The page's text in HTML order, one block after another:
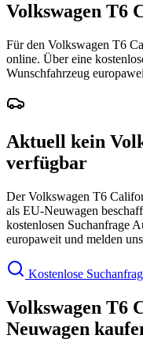
Volkswagen T6
Für den Volkswagen T6
online. Über eine
Wunschfahrzeug
Aktuell kein
verfügbar
Der Volkswagen T6
als EU-Neuwagen
kostenlosen Suchanfrage
europaweit und melden
Kostenlose
Volkswagen T6
Neuwagen